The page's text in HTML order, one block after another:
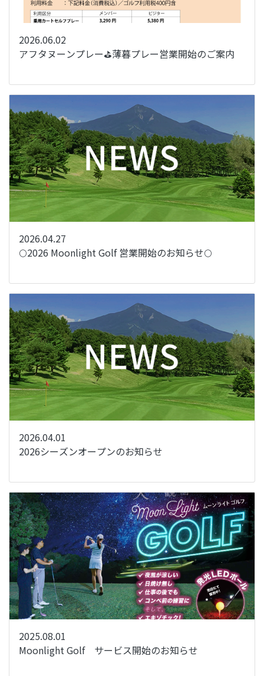
2026.06.02
アフタヌーンプレー⛳薄暮プレー営業開始のご案内
2026.04.27
🌕2026 Moonlight Golf 営業開始のお知らせ🌕
2026.04.01
2026シーズンオープンのお知らせ
2025.08.01
Moonlight Golf サービス開始のお知らせ